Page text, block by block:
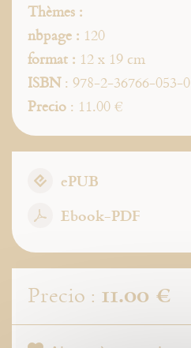
Thèmes :
nbpage : 120
format : 12 x 19 cm
ISBN: 978-2-36766-053-0
Precio : 11.00 €
ePUB
Ebook-PDF
Precio : 11.00 €